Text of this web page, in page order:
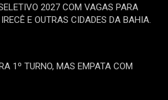
2027 COM VAGAS PARA
E OUTRAS CIDADES DA BAHIA.
1º TURNO, MAS EMPATA COM